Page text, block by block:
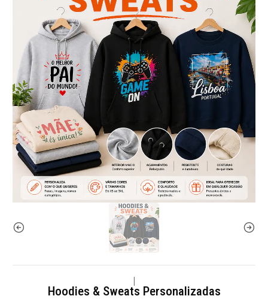
Hoodies & Sweats Personalizadas